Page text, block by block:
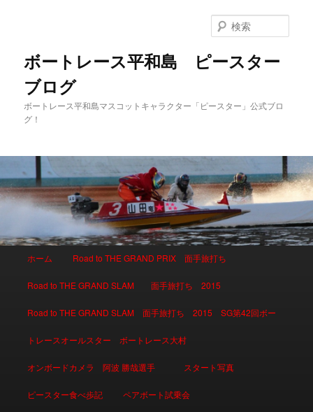
ボートレース平和島 ピースター
ブログ
ボートレース平和島マスコットキャラクター「ピースター」公式ブロ
グ！
索
メインコンテンツへ移動
サブコンテンツへ移動
ホーム Road to THE GRAND PRIX 面手旅打ち
Road to THE GRAND SLAM 面手旅打ち 2015
Road to THE GRAND SLAM 面手旅打ち 2015 SG第42回ボー
トレースオールスター ボートレース大村
オンボードカメラ 阿波 勝哉選手 スタート写真
ピースター食べ歩記 ペアボート試乗会